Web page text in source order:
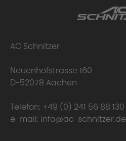
AC Schnitzer
Neuenhofstrasse 160
D-52078 Aachen
Telefon: +49 (0) 241 56 88 130
e-mail: info@ac-schnitzer.de